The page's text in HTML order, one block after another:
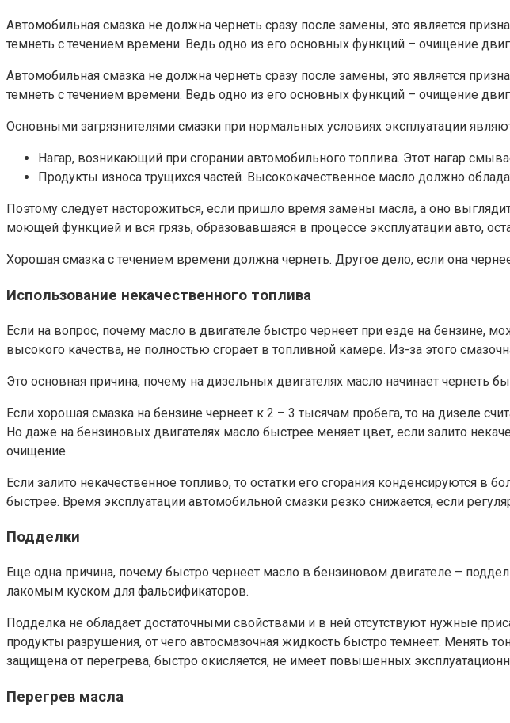
Автомобильная смазка не должна чернеть сразу после замены, это является
темнеть с течением времени. Ведь одно из его основных функций – очищение
Автомобильная смазка не должна чернеть сразу после замены, это является
темнеть с течением времени. Ведь одно из его основных функций – очищение
Основными загрязнителями смазки при нормальных условиях эксплуатации
Нагар, возникающий при сгорании автомобильного топлива. Этот нагар
Продукты износа трущихся частей. Высококачественное масло должно
Поэтому следует насторожиться, если пришло время замены масла, а оно
моющей функцией и вся грязь, образовавшаяся в процессе эксплуатации авто,
Хорошая смазка с течением времени должна чернеть. Другое дело, если она
Использование некачественного топлива
Если на вопрос, почему масло в двигателе быстро чернеет при езде на бензине,
высокого качества, не полностью сгорает в топливной камере. Из-за этого
Это основная причина, почему на дизельных двигателях масло начинает чернеть
Если хорошая смазка на бензине чернеет к 2 – 3 тысячам пробега, то на дизеле
Но даже на бензиновых двигателях масло быстрее меняет цвет, если залито
очищение.
Если залито некачественное топливо, то остатки его сгорания конденсируются
быстрее. Время эксплуатации автомобильной смазки резко снижается, если
Подделки
Еще одна причина, почему быстро чернеет масло в бензиновом двигателе –
лакомым куском для фальсификаторов.
Подделка не обладает достаточными свойствами и в ней отсутствуют нужные
продукты разрушения, от чего автосмазочная жидкость быстро темнеет. Менять
защищена от перегрева, быстро окисляется, не имеет повышенных
Перегрев масла